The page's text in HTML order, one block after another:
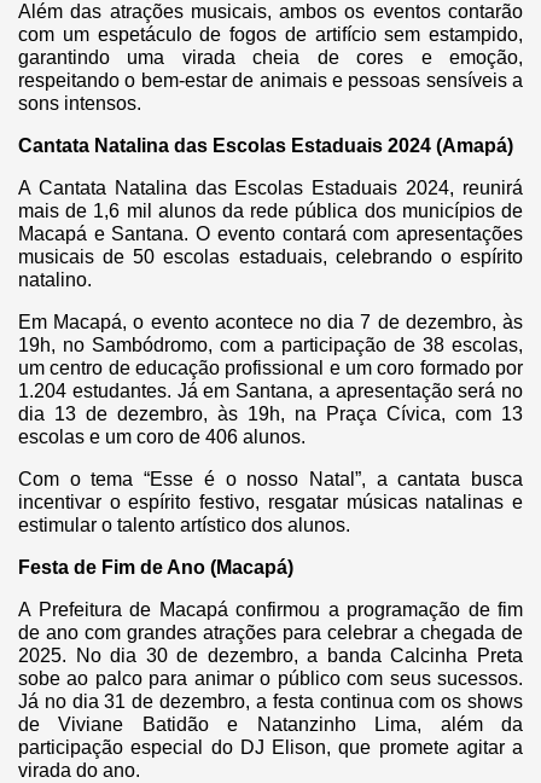
Além das atrações musicais, ambos os eventos contarão
com um espetáculo de fogos de artifício sem estampido,
garantindo uma virada cheia de cores e emoção,
respeitando o bem-estar de animais e pessoas sensíveis a
sons intensos.
Cantata Natalina das Escolas Estaduais 2024 (Amapá)
A Cantata Natalina das Escolas Estaduais 2024, reunirá
mais de 1,6 mil alunos da rede pública dos municípios de
Macapá e Santana. O evento contará com apresentações
musicais de 50 escolas estaduais, celebrando o espírito
natalino.
Em Macapá, o evento acontece no dia 7 de dezembro, às
19h, no Sambódromo, com a participação de 38 escolas,
um centro de educação profissional e um coro formado por
1.204 estudantes. Já em Santana, a apresentação será no
dia 13 de dezembro, às 19h, na Praça Cívica, com 13
escolas e um coro de 406 alunos.
Com o tema “Esse é o nosso Natal”, a cantata busca
incentivar o espírito festivo, resgatar músicas natalinas e
estimular o talento artístico dos alunos.
Festa de Fim de Ano (Macapá)
A Prefeitura de Macapá confirmou a programação de fim
de ano com grandes atrações para celebrar a chegada de
2025. No dia 30 de dezembro, a banda Calcinha Preta
sobe ao palco para animar o público com seus sucessos.
Já no dia 31 de dezembro, a festa continua com os shows
de Viviane Batidão e Natanzinho Lima, além da
participação especial do DJ Elison, que promete agitar a
virada do ano.